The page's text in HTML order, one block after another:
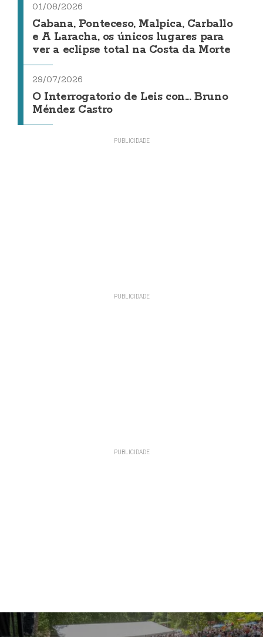
01/08/2026
Cabana, Ponteceso, Malpica, Carballo
e A Laracha, os únicos lugares para
ver a eclipse total na Costa da Morte
29/07/2026
O Interrogatorio de Leis con... Bruno
Méndez Castro